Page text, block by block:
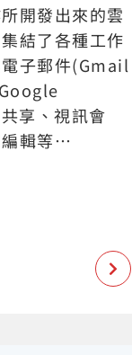
開發出來的雲
結了各種工作
子郵件(Gmail
享、視訊會
輯等…